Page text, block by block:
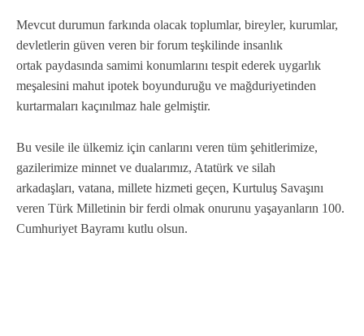
Mevcut durumun farkında olacak toplumlar, bireyler, kurumlar,
devletlerin güven veren bir forum teşkilinde insanlık
ortak paydasında samimi konumlarını tespit ederek uygarlık
meşalesini mahut ipotek boyunduruğu ve mağduriyetinden
kurtarmaları kaçınılmaz hale gelmiştir.
Bu vesile ile ülkemiz için canlarını veren tüm şehitlerimize,
gazilerimize minnet ve dualarımız, Atatürk ve silah
arkadaşları, vatana, millete hizmeti geçen, Kurtuluş Savaşını
veren Türk Milletinin bir ferdi olmak onurunu yaşayanların 100.
Cumhuriyet Bayramı kutlu olsun.